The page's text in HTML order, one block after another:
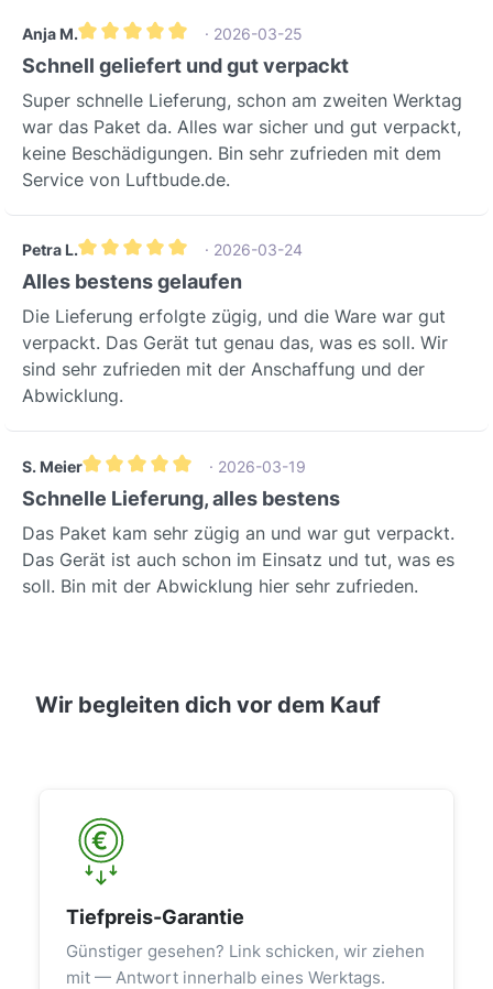
Anja M.
Gemiddelde waardering van 5 van 5 sterren
· 2026-03-25
Schnell geliefert und gut verpackt
Super schnelle Lieferung, schon am zweiten Werktag
war das Paket da. Alles war sicher und gut verpackt,
keine Beschädigungen. Bin sehr zufrieden mit dem
Service von Luftbude.de.
Petra L.
Gemiddelde waardering van 5 van 5 sterren
· 2026-03-24
Alles bestens gelaufen
Die Lieferung erfolgte zügig, und die Ware war gut
verpackt. Das Gerät tut genau das, was es soll. Wir
sind sehr zufrieden mit der Anschaffung und der
Abwicklung.
S. Meier
Gemiddelde waardering van 5 van 5 sterren
· 2026-03-19
Schnelle Lieferung, alles bestens
Das Paket kam sehr zügig an und war gut verpackt.
Das Gerät ist auch schon im Einsatz und tut, was es
soll. Bin mit der Abwicklung hier sehr zufrieden.
Wir begleiten dich vor dem Kauf
Tiefpreis-Garantie
Günstiger gesehen? Link schicken, wir ziehen
mit — Antwort innerhalb eines Werktags.